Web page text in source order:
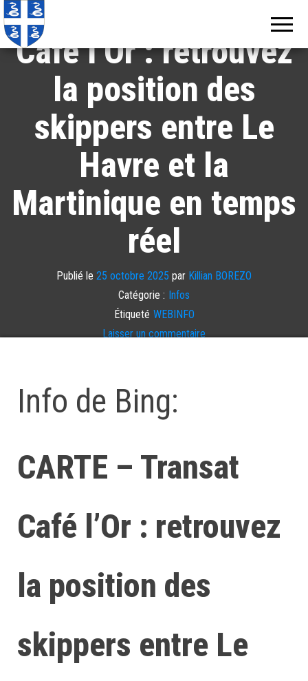
CARTE – Transat
Café l’Or : retrouvez
la position des
skippers entre Le
Havre et la
Martinique en temps
réel
Publié le 25 octobre 2025 par Killian BOREZO
Catégorie : Infos
Étiqueté WEBINFO
Laisser un commentaire
Info de Bing:
CARTE – Transat
Café l’Or : retrouvez
la position des
skippers entre Le